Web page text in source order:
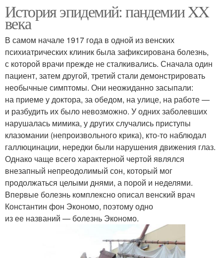
История эпидемий: пандемии XX
века
В самом начале 1917 года в одной из венских
психиатрических клиник была зафиксирована болезнь,
с которой врачи прежде не сталкивались. Сначала один
пациент, затем другой, третий стали демонстрировать
необычные симптомы. Они неожиданно засыпали:
на приеме у доктора, за обедом, на улице, на работе —
и разбудить их было невозможно. У одних заболевших
нарушалась мимика, у других случались приступы
клазомании (непроизвольного крика), кто-то наблюдал
галлюцинации, нередки были нарушения движения глаз.
Однако чаще всего характерной чертой являлся
внезапный непреодолимый сон, который мог
продолжаться целыми днями, а порой и неделями.
Впервые болезнь комплексно описал венский врач
Константин фон Экономо, поэтому одно
из ее названий — болезнь Экономо.